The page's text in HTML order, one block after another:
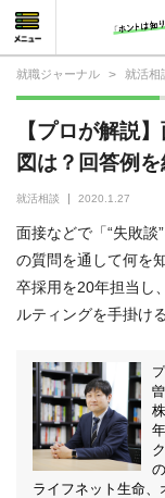
就職ジャーナル > 就活相
【プロが解説
図は？回答例
就活相談 2020.1.27
面接などで「“失敗
の質問を通して何を
卒採用を20年担当し
ルティングを手掛け
ライフネット生命、
就活相談
就活ノウハウ
仕事の選び方・ヒント
仕事とは？
就活コラム